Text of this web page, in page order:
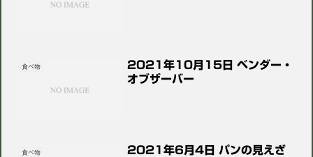
食べ物
2021年10月15日 ベンダー・
オブザーバー
食べ物
2021年6月4日 パンの見えざ